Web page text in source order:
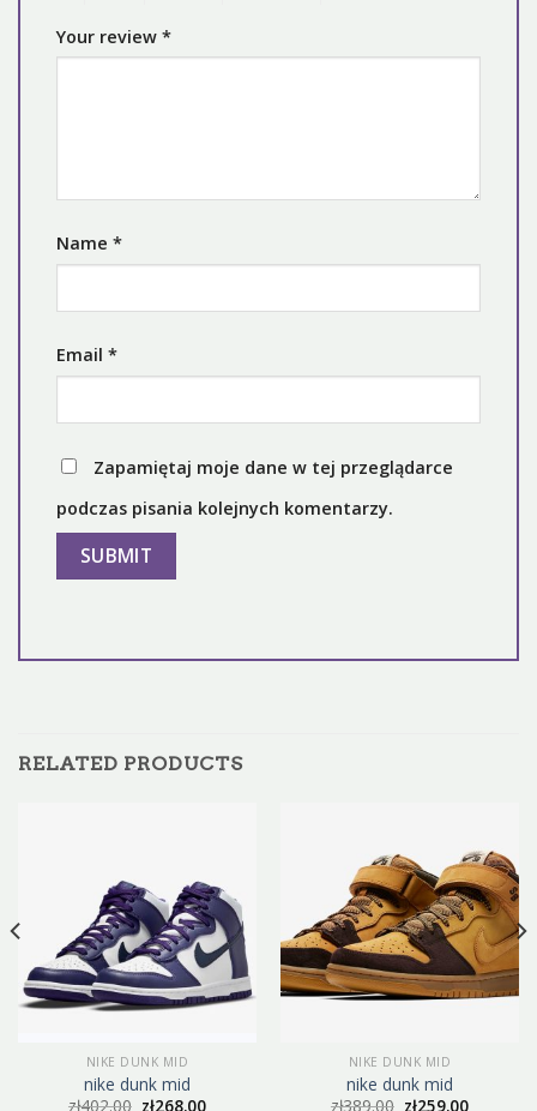
Your review *
Name *
Email *
Zapamiętaj moje dane w tej przeglądarce
podczas pisania kolejnych komentarzy.
RELATED PRODUCTS
NIKE DUNK MID
nike dunk mid
zł402.00 zł268.00
NIKE DUNK MID
nike dunk mid
zł389.00 zł259.00